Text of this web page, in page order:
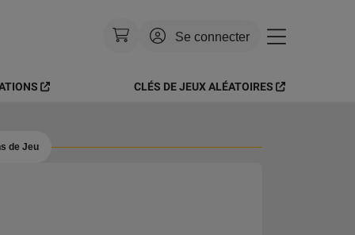
Se connecter
Devise:USD
CLÉS DE JEUX ALÉATOIRES
de Jeu